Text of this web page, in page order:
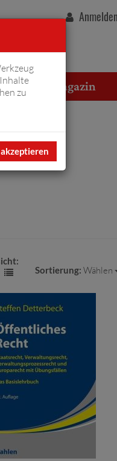
Anmelden
Overton Magazin
Sortierung: Wählen
zu